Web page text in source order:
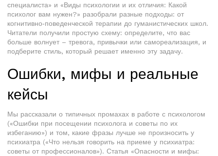
специалиста» и «Виды психологии и их отличия: Какой
психолог вам нужен?» разобрали разные подходы: от
когнитивно‑поведенческой терапии до гуманистических школ.
Читатели получили простую схему: определите, что вас
больше волнует – тревога, привычки или самореализация, и
подберите стиль, который решает именно эту задачу.
Ошибки, мифы и реальные
кейсы
Мы рассказали о типичных промахах в работе с психологом
(«Ошибки при посещении психолога и советы по их
избеганию») и том, какие фразы лучше не произносить у
психиатра («Что нельзя говорить на приеме у психиатра:
советы от профессионалов»). Статья «Опасности и мифы: